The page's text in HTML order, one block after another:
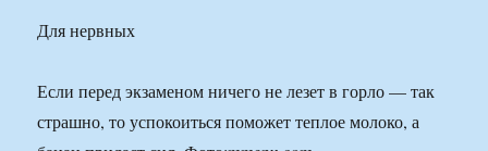
Для нервных
Если перед экзаменом ничего не лезет в горло — так
страшно, то успокоиться поможет теплое молоко, а